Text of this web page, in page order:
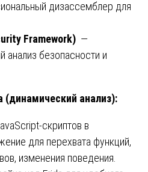
дизассемблер для
Framework) —
анализ безопасности и
анализ):
скриптов в
для перехвата функций,
изменения поведения.